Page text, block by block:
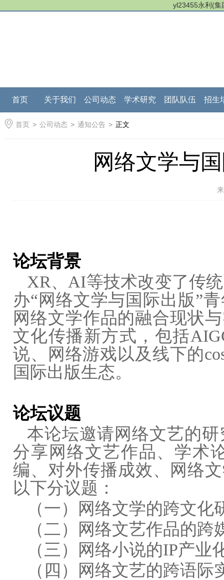
yl23455永利(集
首页 关于我们 公司动态 学术研究 团队队伍 招生
首页 > 公司动态 > 通知公告 > 正文
网络文学与
论坛背景
XR、AI等技术改变了传
办“网络文学与国际出版”
网络文学作品的融合现状
文化传播新方式，包括
说、网络游戏以及线下的
国际出版生态。
论坛议题
本论坛邀请网络文艺的
分享网络文艺作品、学术
编、对外传播成效、网络
以下分议题：
（一）网络文学的跨文
（二）网络文艺作品的跨
（三）网络小说的IP产业
（四）网络文艺的跨语